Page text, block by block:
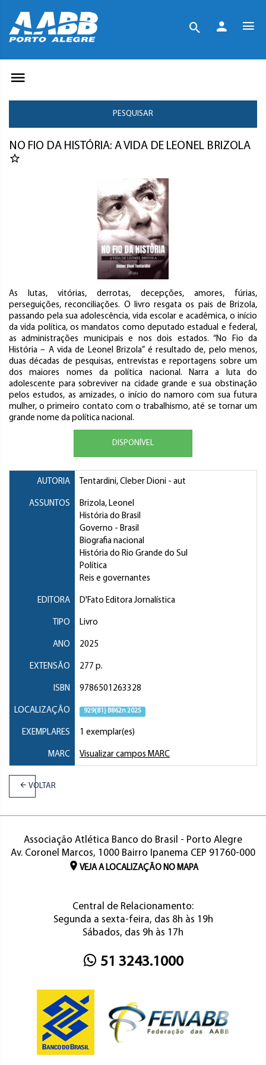
PESQUISAR
NO FIO DA HISTÓRIA: A VIDA DE LEONEL BRIZOLA
As lutas, vitórias, derrotas, decepções, amores, fúrias,
perseguições, reconciliações. O livro resgata os pais de Brizola,
passando pela sua adolescência, vida escolar e acadêmica, o início
da vida política, os mandatos como deputado estadual e federal,
as administrações municipais e nos dois estados. “No Fio da
História – A vida de Leonel Brizola” é resultado de, pelo menos,
duas décadas de pesquisas, entrevistas e reportagens sobre um
dos maiores nomes da política nacional. Narra a luta do
adolescente para sobreviver na cidade grande e sua obstinação
pelos estudos, as amizades, o início do namoro com sua futura
mulher, o primeiro contato com o trabalhismo, até se tornar um
grande nome da política nacional.
DISPONÍVEL
AUTORIA Tentardini, Cleber Dioni - aut
ASSUNTOS
Brizola, Leonel
História do Brasil
Governo - Brasil
Biografia nacional
História do Rio Grande do Sul
Política
Reis e governantes
EDITORA D'Fato Editora Jornalística
TIPO Livro
ANO 2025
EXTENSÃO 277 p.
ISBN 9786501263328
LOCALIZAÇÃO 929(81) B862n 2025
EXEMPLARES 1 exemplar(es)
MARC Visualizar campos MARC
VOLTAR
Associação Atlética Banco do Brasil - Porto Alegre
Av. Coronel Marcos, 1000 Bairro Ipanema CEP 91760-000
VEJA A LOCALIZAÇÃO NO MAPA
Central de Relacionamento:
Segunda a sexta-feira, das 8h às 19h
Sábados, das 9h às 17h
51 3243.1000